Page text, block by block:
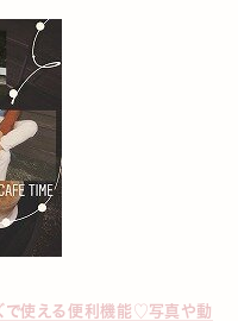
で使える便利機能♡写真や動